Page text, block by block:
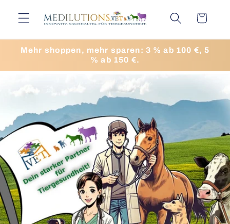
zum
Inhalt
Warenkorb
Mehr shoppen, mehr sparen: 3 % ab 100 €, 5
% ab 150 €.